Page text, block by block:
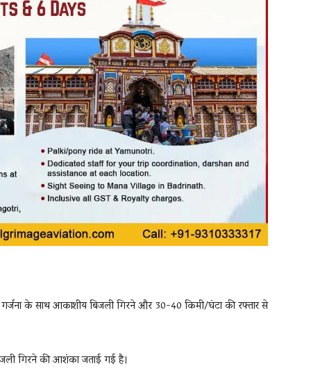
गर्जना के साथ आकाशीय बिजली गिरने और 30-40 किमी/घंटा की रफ्तार से
गिरने की आशंका जताई गई है।